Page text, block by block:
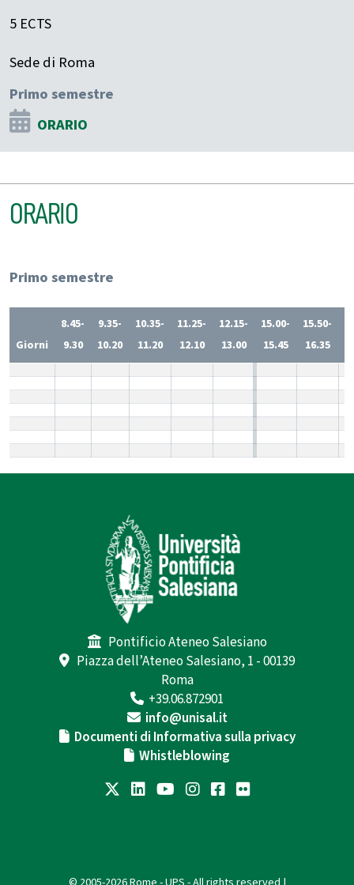
5 ECTS
Sede di Roma
Primo semestre
ORARIO
ORARIO
Primo semestre
Giorni
8.45-
9.30
9.35-
10.20
10.35-
11.20
11.25-
12.10
12.15-
13.00
15.00-
15.45
15.50-
16.35
Pontificio Ateneo Salesiano
Piazza dell’Ateneo Salesiano, 1 - 00139
Roma
+39.06.872901
info@unisal.it
Documenti di Informativa sulla privacy
Whistleblowing